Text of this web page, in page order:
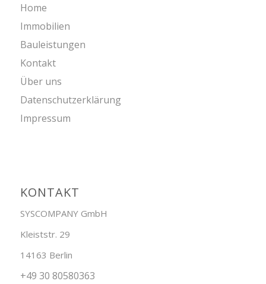
Home
Immobilien
Bauleistungen
Kontakt
Über uns
Datenschutzerklärung
Impressum
KONTAKT
SYSCOMPANY GmbH
Kleiststr. 29
14163 Berlin
+49 30 80580363